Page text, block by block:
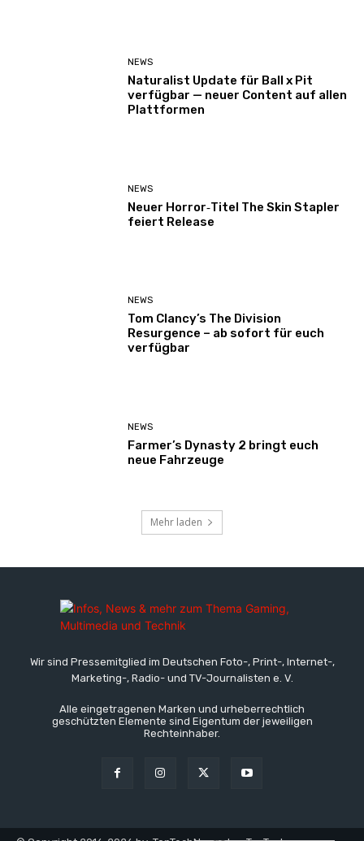
NEWS
Naturalist Update für Ball x Pit
verfügbar — neuer Content auf allen
Plattformen
NEWS
Neuer Horror‑Titel The Skin Stapler
feiert Release
NEWS
Tom Clancy’s The Division
Resurgence – ab sofort für euch
verfügbar
NEWS
Farmer’s Dynasty 2 bringt euch
neue Fahrzeuge
Mehr laden
Wir sind Pressemitglied im Deutschen Foto-, Print-, Internet-,
Marketing-, Radio- und TV-Journalisten e. V.
Alle eingetragenen Marken und urheberrechtlich
geschützten Elemente sind Eigentum der jeweiligen
Rechteinhaber.